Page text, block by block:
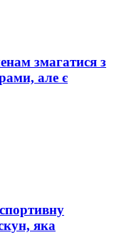
змагатися з
але є
яка